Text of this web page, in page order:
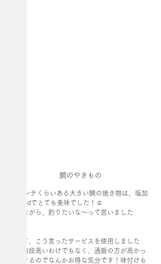
鯛のやきもの
30センチくらいある大きい鯛の焼き物は、塩加
減goodでとても美味でした！☺️
食べながら、釣りたいな〜って思いました
初めて、こう言ったサービスを使用しました
が、特段高いわけでもなく、通販の方が高かっ
たりするのでなんかお得な気分です！味付けも